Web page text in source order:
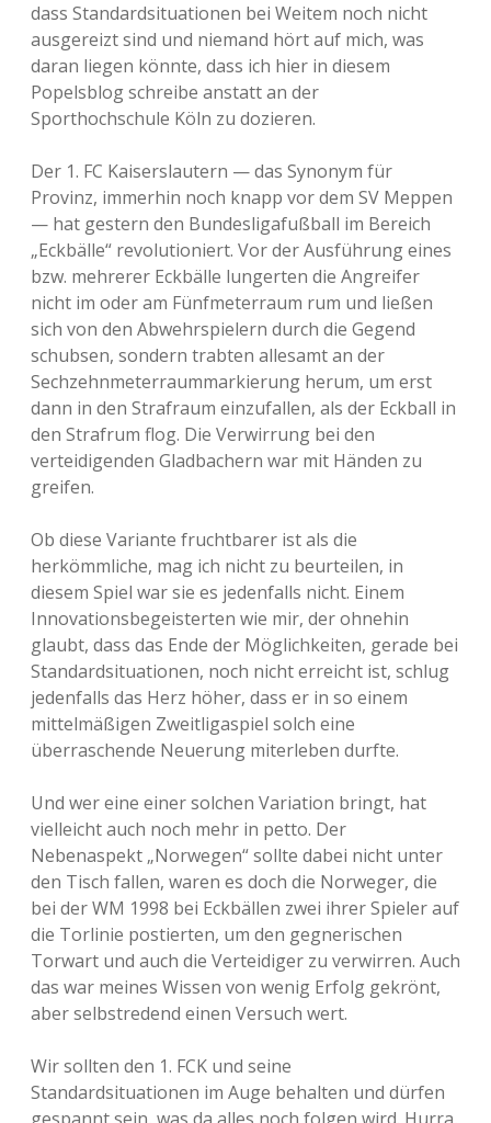
dass Standardsituationen bei Weitem noch nicht
ausgereizt sind und niemand hört auf mich, was
daran liegen könnte, dass ich hier in diesem
Popelsblog schreibe anstatt an der
Sporthochschule Köln zu dozieren.
Der 1. FC Kaiserslautern — das Synonym für
Provinz, immerhin noch knapp vor dem SV Meppen
— hat gestern den Bundesligafußball im Bereich
„Eckbälle“ revolutioniert. Vor der Ausführung eines
bzw. mehrerer Eckbälle lungerten die Angreifer
nicht im oder am Fünfmeterraum rum und ließen
sich von den Abwehrspielern durch die Gegend
schubsen, sondern trabten allesamt an der
Sechzehnmeterraummarkierung herum, um erst
dann in den Strafraum einzufallen, als der Eckball in
den Strafrum flog. Die Verwirrung bei den
verteidigenden Gladbachern war mit Händen zu
greifen.
Ob diese Variante fruchtbarer ist als die
herkömmliche, mag ich nicht zu beurteilen, in
diesem Spiel war sie es jedenfalls nicht. Einem
Innovationsbegeisterten wie mir, der ohnehin
glaubt, dass das Ende der Möglichkeiten, gerade bei
Standardsituationen, noch nicht erreicht ist, schlug
jedenfalls das Herz höher, dass er in so einem
mittelmäßigen Zweitligaspiel solch eine
überraschende Neuerung miterleben durfte.
Und wer eine einer solchen Variation bringt, hat
vielleicht auch noch mehr in petto. Der
Nebenaspekt „Norwegen“ sollte dabei nicht unter
den Tisch fallen, waren es doch die Norweger, die
bei der WM 1998 bei Eckbällen zwei ihrer Spieler auf
die Torlinie postierten, um den gegnerischen
Torwart und auch die Verteidiger zu verwirren. Auch
das war meines Wissen von wenig Erfolg gekrönt,
aber selbstredend einen Versuch wert.
Wir sollten den 1. FCK und seine
Standardsituationen im Auge behalten und dürfen